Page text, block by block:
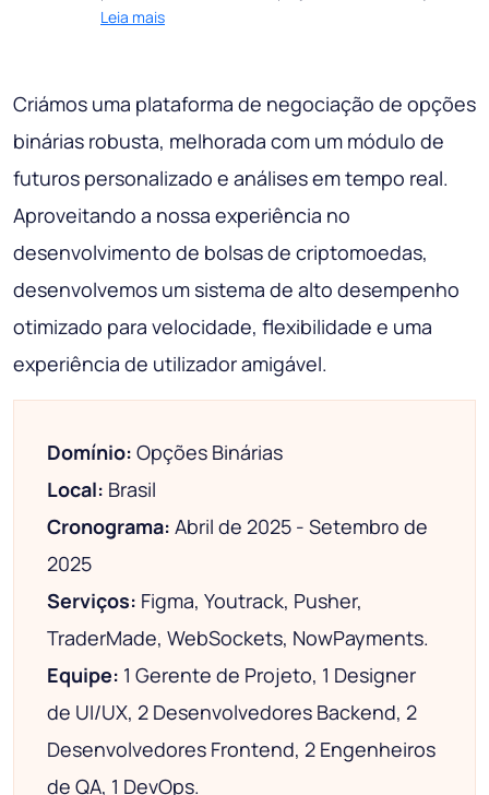
Leia mais
Criámos uma plataforma de negociação de opções
binárias robusta, melhorada com um módulo de
futuros personalizado e análises em tempo real.
Aproveitando a nossa experiência no
desenvolvimento de bolsas de criptomoedas,
desenvolvemos um sistema de alto desempenho
otimizado para velocidade, flexibilidade e uma
experiência de utilizador amigável.
Domínio: Opções Binárias
Local: Brasil
Cronograma: Abril de 2025 - Setembro de
2025
Serviços: Figma, Youtrack, Pusher,
TraderMade, WebSockets, NowPayments.
Equipe: 1 Gerente de Projeto, 1 Designer
de UI/UX, 2 Desenvolvedores Backend, 2
Desenvolvedores Frontend, 2 Engenheiros
de QA, 1 DevOps.